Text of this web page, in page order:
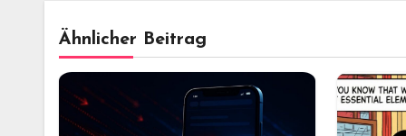
Ähnlicher Beitrag